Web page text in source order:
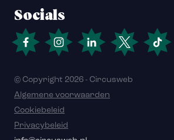
Socials
© Copyright 2026 - Circusweb
Algemene voorwaarden
Cookiebeleid
Privacybeleid